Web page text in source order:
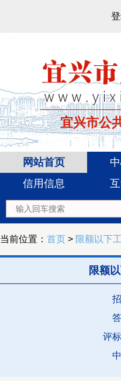
宜兴市公
网站首页
信用信息
当前位置： 首页 > 限额以下
限额
评